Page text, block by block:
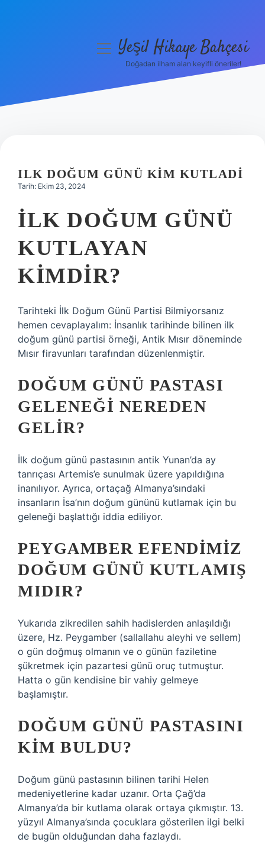
Hakkımızda
menüyüYeşil Hikaye Bahçesi
Doğadan ilham alan keyifli öneriler!
ILK DOĞUM GÜNÜ KIM KUTLADI
Tarih: Ekim 23, 2024
İLK DOĞUM GÜNÜ
KUTLAYAN
KIMDIR?
Tarihteki İlk Doğum Günü Partisi Bilmiyorsanız
hemen cevaplayalım: İnsanlık tarihinde bilinen ilk
doğum günü partisi örneği, Antik Mısır döneminde
Mısır firavunları tarafından düzenlenmiştir.
DOĞUM GÜNÜ PASTASI
GELENEĞI NEREDEN
GELIR?
İlk doğum günü pastasının antik Yunan’da ay
tanrıçası Artemis’e sunulmak üzere yapıldığına
inanılıyor. Ayrıca, ortaçağ Almanya’sındaki
insanların İsa’nın doğum gününü kutlamak için bu
geleneği başlattığı iddia ediliyor.
PEYGAMBER EFENDIMIZ
DOĞUM GÜNÜ KUTLAMIŞ
MIDIR?
Yukarıda zikredilen sahih hadislerden anlaşıldığı
üzere, Hz. Peygamber (sallallahu aleyhi ve sellem)
o gün doğmuş olmanın ve o günün faziletine
şükretmek için pazartesi günü oruç tutmuştur.
Hatta o gün kendisine bir vahiy gelmeye
başlamıştır.
DOĞUM GÜNÜ PASTASINI
KIM BULDU?
Doğum günü pastasının bilinen tarihi Helen
medeniyetlerine kadar uzanır. Orta Çağ’da
Almanya’da bir kutlama olarak ortaya çıkmıştır. 13.
yüzyıl Almanya’sında çocuklara gösterilen ilgi belki
de bugün olduğundan daha fazlaydı.